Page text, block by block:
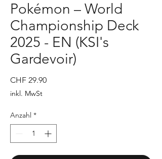
Pokémon – World
Championship Deck
2025 - EN (KSI's
Gardevoir)
CHF 29.90Preis
inkl. MwSt
Anzahl *